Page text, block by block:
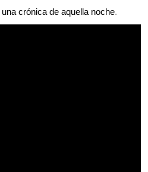
una crónica de aquella noche.